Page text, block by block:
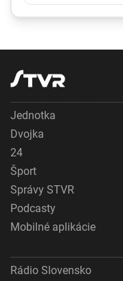
Jednotka
Dvojka
24
Šport
Správy STVR
Podcasty
Mobilné aplikácie
Rádio Slovensko